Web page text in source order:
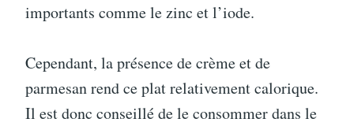
importants comme le zinc et l’iode.
Cependant, la présence de crème et de
parmesan rend ce plat relativement calorique.
Il est donc conseillé de le consommer dans le